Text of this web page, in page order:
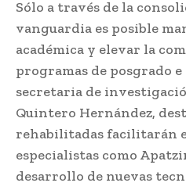
Sólo a través de la
vanguardia es posible
académica y elevar la
programas de posgrado
secretaria de
Quintero Hernández,
rehabilitadas facilitarán
especialistas como
desarrollo de nuevas